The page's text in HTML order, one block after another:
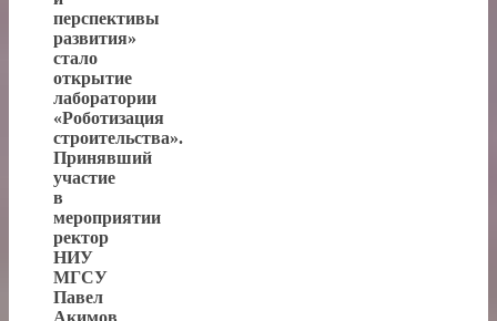
перспективы
развития»
стало
открытие
лаборатории
«Роботизация
строительства».
Принявший
участие
в
мероприятии
ректор
НИУ
МГСУ
Павел